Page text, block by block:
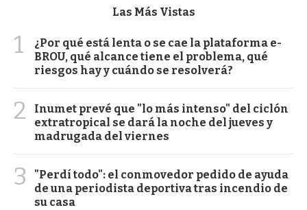
Las Más Vistas
1
¿Por qué está lenta o se cae la plataforma e-
BROU, qué alcance tiene el problema, qué
riesgos hay y cuándo se resolverá?
2
Inumet prevé que "lo más intenso" del ciclón
extratropical se dará la noche del jueves y
madrugada del viernes
3
"Perdí todo": el conmovedor pedido de ayuda
de una periodista deportiva tras incendio de
su casa